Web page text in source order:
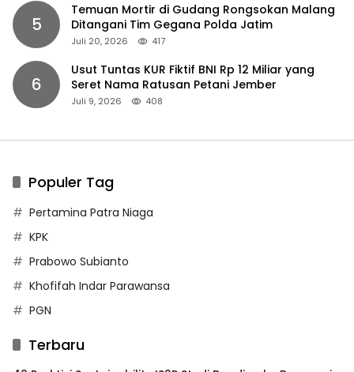
5
Temuan Mortir di Gudang Rongsokan Malang
Ditangani Tim Gegana Polda Jatim
Juli 20, 2026 417
6
Usut Tuntas KUR Fiktif BNI Rp 12 Miliar yang
Seret Nama Ratusan Petani Jember
Juli 9, 2026 408
Populer Tag
Pertamina Patra Niaga
KPK
Prabowo Subianto
Khofifah Indar Parawansa
PGN
Terbaru